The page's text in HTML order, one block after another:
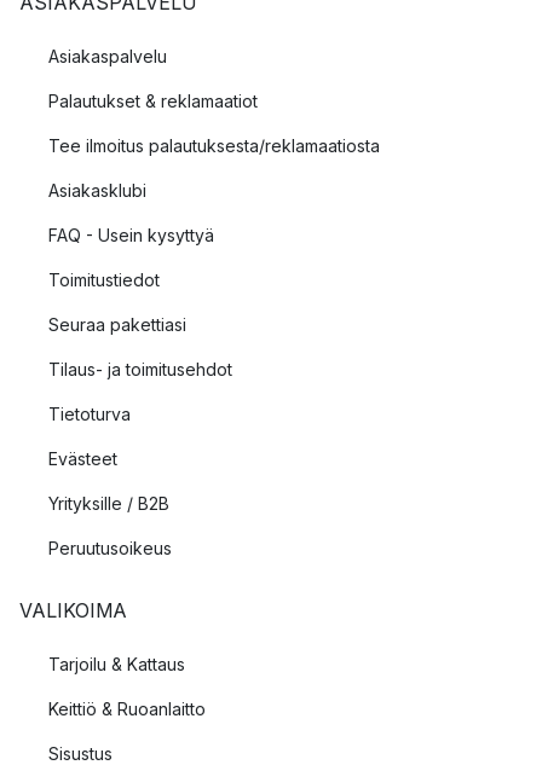
Asiakaspalvelu
Palautukset & reklamaatiot
Tee ilmoitus palautuksesta/reklamaatiosta
Asiakasklubi
FAQ - Usein kysyttyä
Toimitustiedot
Seuraa pakettiasi
Tilaus- ja toimitusehdot
Tietoturva
Evästeet
Yrityksille / B2B
Peruutusoikeus
VALIKOIMA
Tarjoilu & Kattaus
Keittiö & Ruoanlaitto
Sisustus